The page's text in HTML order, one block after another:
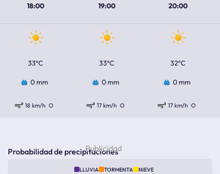
18:00 19:00 20:00
33ºC 33ºC 32ºC
0 mm 0 mm 0 mm
18 km/h O 17 km/h O 17 km/h O
Probabilidad de precipitaciones
LLUVIA TORMENTA NIEVE